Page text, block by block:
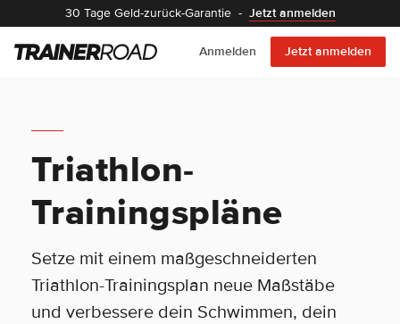
30 Tage Geld-zurück-Garantie - Jetzt anmelden
Anmelden Jetzt anmelden
Triathlon-
Trainingspläne
Setze mit einem maßgeschneiderten
Triathlon-Trainingsplan neue Maßstäbe
und verbessere dein Schwimmen, dein